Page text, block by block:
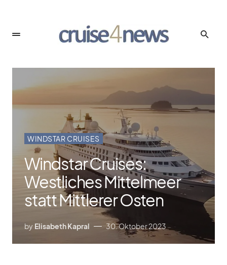
WINDSTAR CRUISES
Windstar Cruises:
Westliches Mittelmeer
statt Mittlerer Osten
by Elisabeth Kapral 30. Oktober 2023